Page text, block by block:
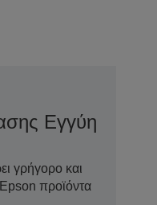
Εγγύησης
γρήγορο και
Epson προϊόντα